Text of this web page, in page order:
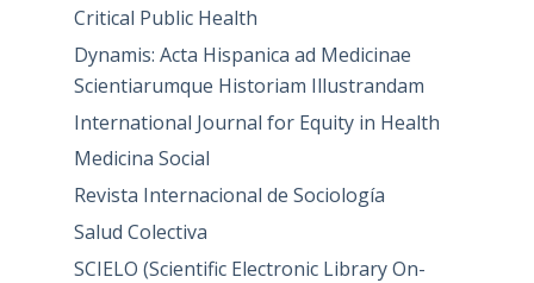
Critical Public Health
Dynamis: Acta Hispanica ad Medicinae
Scientiarumque Historiam Illustrandam
International Journal for Equity in Health
Medicina Social
Revista Internacional de Sociología
Salud Colectiva
SCIELO (Scientific Electronic Library On-